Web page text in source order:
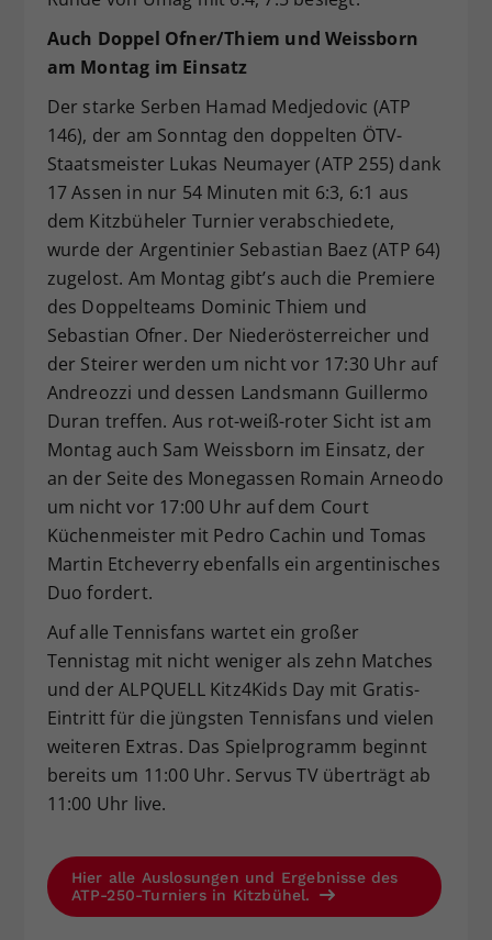
Auch Doppel Ofner/Thiem und Weissborn
am Montag im Einsatz
Der starke Serben Hamad Medjedovic (ATP
146), der am Sonntag den doppelten ÖTV-
Staatsmeister Lukas Neumayer (ATP 255) dank
17 Assen in nur 54 Minuten mit 6:3, 6:1 aus
dem Kitzbüheler Turnier verabschiedete,
wurde der Argentinier Sebastian Baez (ATP 64)
zugelost. Am Montag gibt’s auch die Premiere
des Doppelteams Dominic Thiem und
Sebastian Ofner. Der Niederösterreicher und
der Steirer werden um nicht vor 17:30 Uhr auf
Andreozzi und dessen Landsmann Guillermo
Duran treffen. Aus rot-weiß-roter Sicht ist am
Montag auch Sam Weissborn im Einsatz, der
an der Seite des Monegassen Romain Arneodo
um nicht vor 17:00 Uhr auf dem Court
Küchenmeister mit Pedro Cachin und Tomas
Martin Etcheverry ebenfalls ein argentinisches
Duo fordert.
Auf alle Tennisfans wartet ein großer
Tennistag mit nicht weniger als zehn Matches
und der ALPQUELL Kitz4Kids Day mit Gratis-
Eintritt für die jüngsten Tennisfans und vielen
weiteren Extras. Das Spielprogramm beginnt
bereits um 11:00 Uhr. Servus TV überträgt ab
11:00 Uhr live.
Hier alle Auslosungen und Ergebnisse des
ATP-250-Turniers in Kitzbühel.